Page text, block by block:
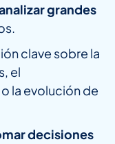
grandes
clave sobre la
el
la evolución de
decisiones